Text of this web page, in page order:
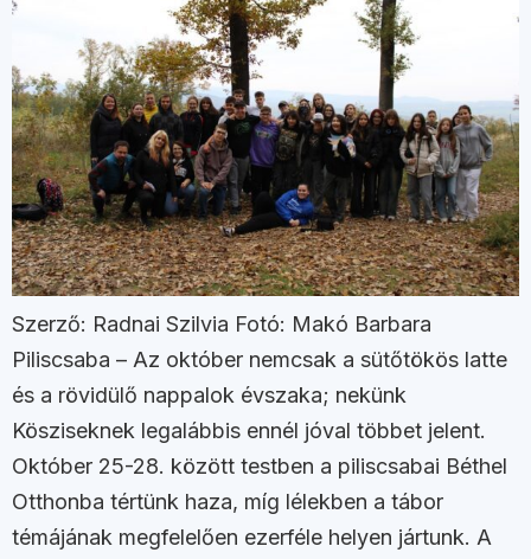
Szerző: Radnai Szilvia Fotó: Makó Barbara
Piliscsaba – Az október nemcsak a sütőtökös latte
és a rövidülő nappalok évszaka; nekünk
Kösziseknek legalábbis ennél jóval többet jelent.
Október 25-28. között testben a piliscsabai Béthel
Otthonba tértünk haza, míg lélekben a tábor
témájának megfelelően ezerféle helyen jártunk. A